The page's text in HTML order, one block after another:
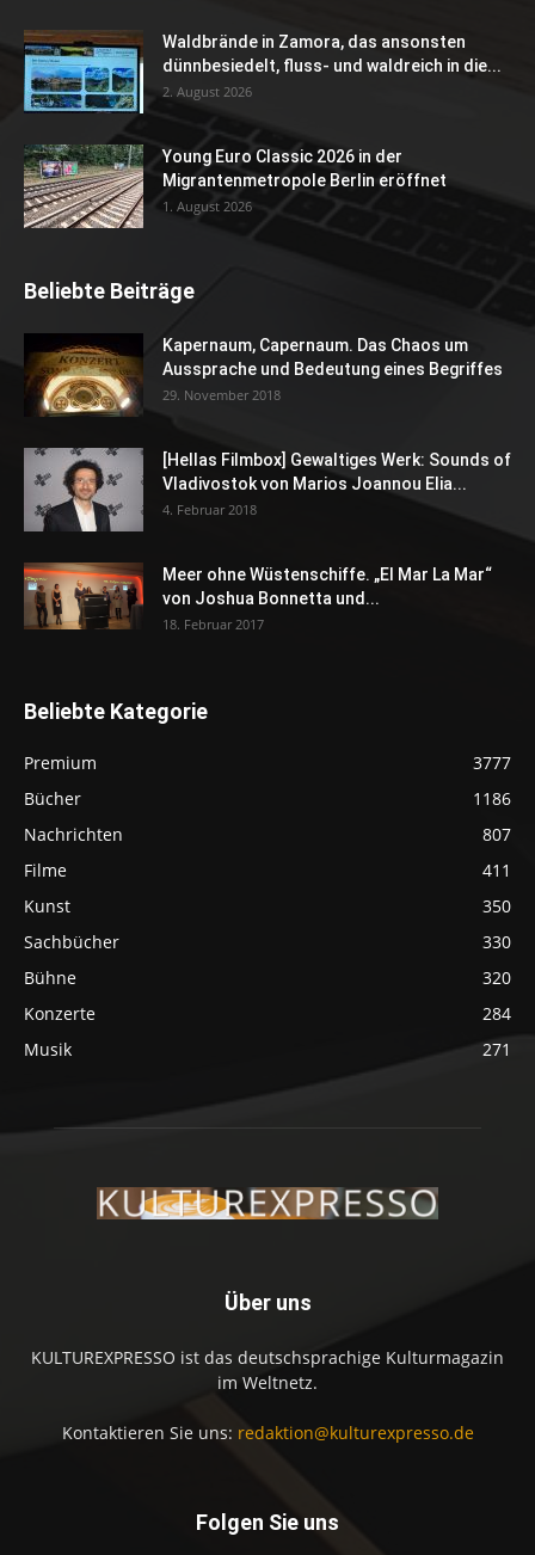
Waldbrände in Zamora, das ansonsten
dünnbesiedelt, fluss- und waldreich in die...
2. August 2026
Young Euro Classic 2026 in der
Migrantenmetropole Berlin eröffnet
1. August 2026
Beliebte Beiträge
Kapernaum, Capernaum. Das Chaos um
Aussprache und Bedeutung eines Begriffes
29. November 2018
[Hellas Filmbox] Gewaltiges Werk: Sounds of
Vladivostok von Marios Joannou Elia...
4. Februar 2018
Meer ohne Wüstenschiffe. „El Mar La Mar“
von Joshua Bonnetta und...
18. Februar 2017
Beliebte Kategorie
Premium
3777
Bücher
1186
Nachrichten
807
Filme
411
Kunst
350
Sachbücher
330
Bühne
320
Konzerte
284
Musik
271
Über uns
KULTUREXPRESSO ist das deutschsprachige Kulturmagazin
im Weltnetz.
Kontaktieren Sie uns: redaktion@kulturexpresso.de
Folgen Sie uns